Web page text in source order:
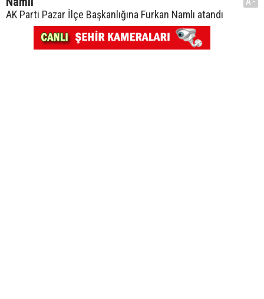
AK Parti Pazar İlçe Başkanlığına Furkan Namlı atandı